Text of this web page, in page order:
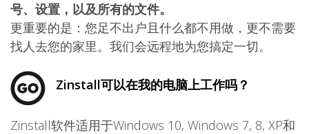
号、设置，以及所有的文件。
更重要的是：您足不出户且什么都不用做，更不需要
找人去您的家里。我们会远程地为您搞定一切。
Zinstall可以在我的电脑上工作吗？
Zinstall软件适用于Windows 10, Windows 7, 8, XP和